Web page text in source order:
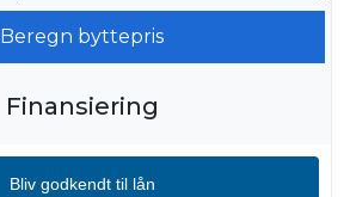
Beregn byttepris
Finansiering